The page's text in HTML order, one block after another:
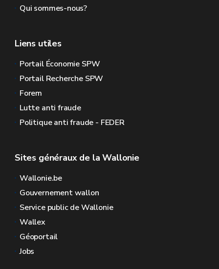
Qui sommes-nous?
Liens utiles
Portail Économie SPW
Portail Recherche SPW
Forem
Lutte anti fraude
Politique anti fraude - FEDER
Sites généraux de la Wallonie
Wallonie.be
Gouvernement wallon
Service public de Wallonie
Wallex
Géoportail
Jobs